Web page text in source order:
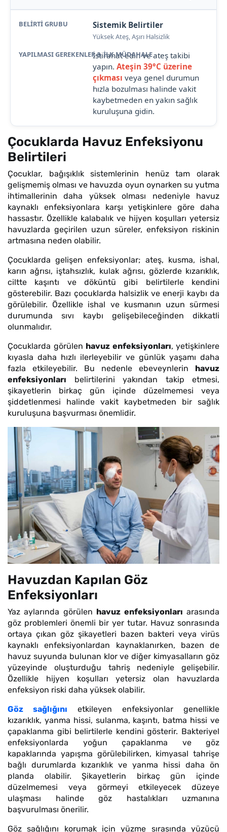
Sistemik Belirtiler
Yüksek Ateş, Aşırı Halsizlik
İstirahat edin ve ateş takibi
yapın.Ateşin 39°C üzerine
çıkması veya genel durumun
hızla bozulması halinde vakit
kaybetmeden en yakın sağlık
kuruluşuna gidin.
Çocuklarda Havuz Enfeksiyonu
Belirtileri
Çocuklar, bağışıklık sistemlerinin henüz tam olarak
gelişmemiş olması ve havuzda oyun oynarken su yutma
ihtimallerinin daha yüksek olması nedeniyle havuz
kaynaklı enfeksiyonlara karşı yetişkinlere göre daha
hassastır. Özellikle kalabalık ve hijyen koşulları yetersiz
havuzlarda geçirilen uzun süreler, enfeksiyon riskinin
artmasına neden olabilir.
Çocuklarda gelişen enfeksiyonlar; ateş, kusma, ishal,
karın ağrısı, iştahsızlık, kulak ağrısı, gözlerde kızarıklık,
ciltte kaşıntı ve döküntü gibi belirtilerle kendini
gösterebilir. Bazı çocuklarda halsizlik ve enerji kaybı da
görülebilir. Özellikle ishal ve kusmanın uzun sürmesi
durumunda sıvı kaybı gelişebileceğinden dikkatli
olunmalıdır.
Çocuklarda görülen havuz enfeksiyonları, yetişkinlere
kıyasla daha hızlı ilerleyebilir ve günlük yaşamı daha
fazla etkileyebilir. Bu nedenle ebeveynlerin havuz
enfeksiyonları belirtilerini yakından takip etmesi,
şikayetlerin birkaç gün içinde düzelmemesi veya
şiddetlenmesi halinde vakit kaybetmeden bir sağlık
kuruluşuna başvurması önemlidir.
Havuzdan Kapılan Göz
Enfeksiyonları
Yaz aylarında görülen havuz enfeksiyonları arasında
göz problemleri önemli bir yer tutar. Havuz sonrasında
ortaya çıkan göz şikayetleri bazen bakteri veya virüs
kaynaklı enfeksiyonlardan kaynaklanırken, bazen de
havuz suyunda bulunan klor ve diğer kimyasalların göz
yüzeyinde oluşturduğu tahriş nedeniyle gelişebilir.
Özellikle hijyen koşulları yetersiz olan havuzlarda
enfeksiyon riski daha yüksek olabilir.
Göz sağlığını etkileyen enfeksiyonlar genellikle
kızarıklık, yanma hissi, sulanma, kaşıntı, batma hissi ve
çapaklanma gibi belirtilerle kendini gösterir. Bakteriyel
enfeksiyonlarda yoğun çapaklanma ve göz
kapaklarında yapışma görülebilirken, kimyasal tahrişe
bağlı durumlarda kızarıklık ve yanma hissi daha ön
planda olabilir. Şikayetlerin birkaç gün içinde
düzelmemesi veya görmeyi etkileyecek düzeye
ulaşması halinde göz hastalıkları uzmanına
başvurulması önerilir.
Göz sağlığını korumak için yüzme sırasında yüzücü